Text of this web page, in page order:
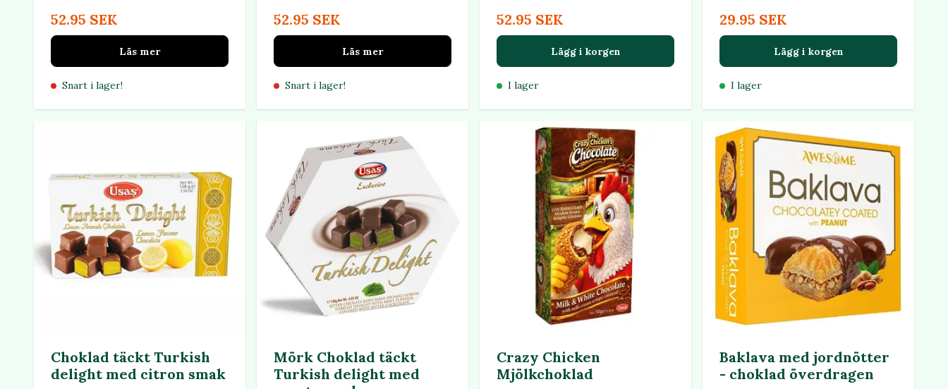
52.95 SEK
Läs mer
Snart i lager!
52.95 SEK
Läs mer
Snart i lager!
52.95 SEK
Lägg i korgen
I lager
29.95 SEK
Lägg i korgen
I lager
Choklad täckt Turkish
delight med citron smak
Mörk Choklad täckt
Turkish delight med
Crazy Chicken
Mjölkchoklad
Baklava med jordnötter
- choklad överdragen